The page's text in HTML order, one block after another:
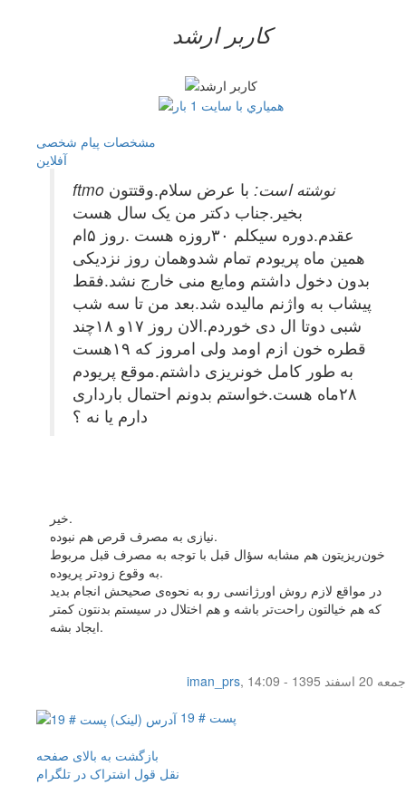
کاربر ارشد
مشخصات پیام شخصی
آفلاين
ftmo نوشته است: با عرض سلام.وقتتون
بخیر.جناب دکتر من یک سال هست
عقدم.دوره سیکلم ۳۰روزه هست .روز ۵ام
همین ماه پریودم تمام شدوهمان روز نزدیکی
بدون دخول داشتم ومایع منی خارج نشد.فقط
پیشاب به واژنم مالیده شد.بعد من تا سه شب
شبی دوتا ال دی خوردم.الان روز ۱۷و ۱۸چند
قطره خون ازم اومد ولی امروز که ۱۹هست
به طور کامل خونریزی داشتم.موقع پریودم
۲۸ماه هست.خواستم بدونم احتمال بارداری
دارم یا نه ؟
خیر.
نیازی به مصرف قرص هم نبوده.
خون‌ریزیتون هم مشابه سؤال قبل با توجه به مصرف قبل مربوط
به وقوع زودتر پریوده.
در مواقع لازم روش اورژانسی رو به نحوه‌ی صحیحش انجام بدید
که هم خیالتون راحت‌تر باشه و هم اختلال در سیستم بدنتون کمتر
ایجاد بشه.
iman_prs,
جمعه 20 اسفند 1395 - 14:09
پست # 19
بازگشت به بالای صفحه
نقل قول اشتراک در تلگرام